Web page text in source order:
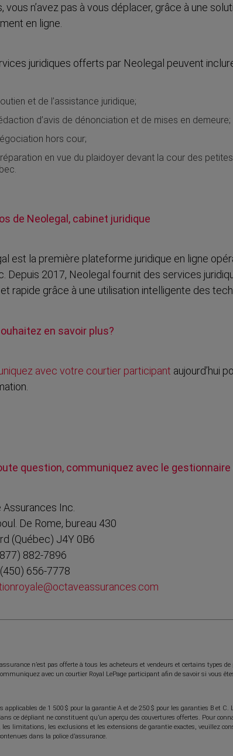
vous n’avez pas à vous déplacer, grâce à une
en ligne.
juridiques offerts par Neolegal peuvent
et de l’assistance juridique;
d’avis de dénonciation et de mises en demeure;
hors cour;
en vue du plaidoyer devant la cour des
de Neolegal, cabinet juridique
est la première plateforme juridique en ligne
Depuis 2017, Neolegal fournit des services
rapide grâce à une utilisation intelligente des
en savoir plus?
avec votre courtier participant aujourd’hui
question, communiquez avec le gestionnaire
Assurances Inc.
De Rome, bureau 430
(Québec) J4Y 0B6
882-7896
656-7778
n’est pas offerte à tous les acheteurs et vendeurs et certains types
avec un courtier Royal LePage participant afin de savoir si vous
applicables de 1 500 $ pour la garantie A et de 250 $ pour les garanties B et C.
ce dépliant ne constituent qu’un aperçu des couvertures offertes. Pour
limitations, les exclusions et les extensions de garantie exactes, veuillez
dans la police d’assurance.